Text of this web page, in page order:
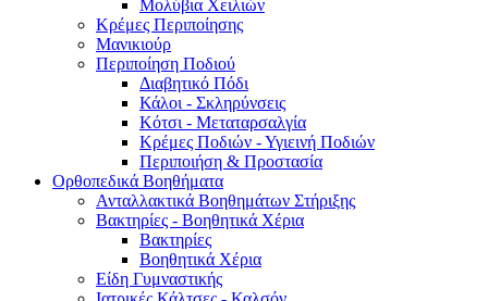
Μολύβια Χειλιών
Κρέμες Περιποίησης
Μανικιούρ
Περιποίηση Ποδιού
Διαβητικό Πόδι
Κάλοι - Σκληρύνσεις
Κότσι - Μεταταρσαλγία
Κρέμες Ποδιών - Υγιεινή Ποδιών
Περιποιήση & Προστασία
Ορθοπεδικά Βοηθήματα
Ανταλλακτικά Βοηθημάτων Στήριξης
Βακτηρίες - Βοηθητικά Χέρια
Βακτηρίες
Βοηθητικά Χέρια
Είδη Γυμναστικής